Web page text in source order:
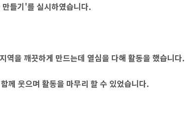
들기'를 실시하였습니다.
역을 깨끗하게 만드는데 열심을 다해 활동을 했습니다.
께 웃으며 활동을 마무리 할 수 있었습니다.